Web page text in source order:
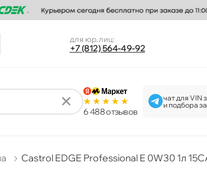
для юр.лиц:
+7 (812) 564-49-92
6 488 отзыво
чат для VIN
и подбора
Castrol EDGE Professional E 0W30 1л